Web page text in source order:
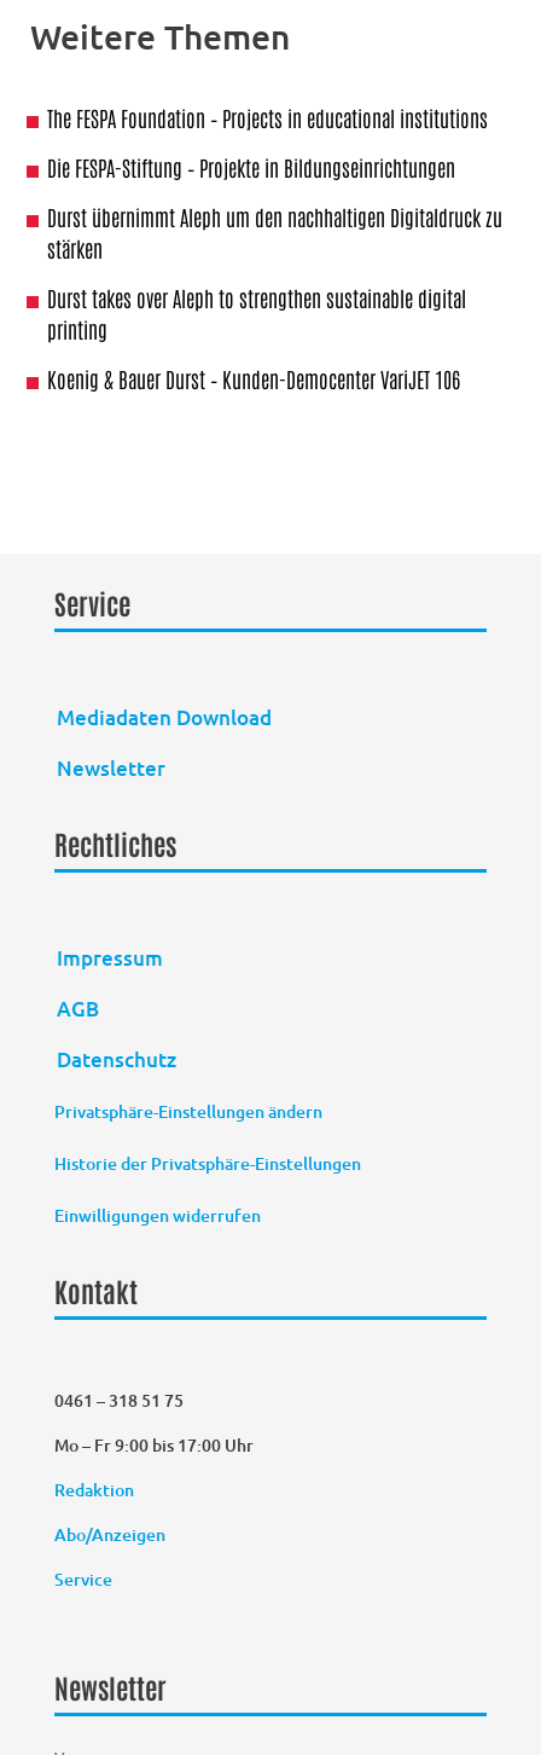
Weitere Themen
The FESPA Foundation – Projects in educational institutions
Die FESPA-Stiftung – Projekte in Bildungseinrichtungen
Durst übernimmt Aleph um den nachhaltigen Digitaldruck zu
stärken
Durst takes over Aleph to strengthen sustainable digital
printing
Koenig & Bauer Durst – Kunden-Democenter VariJET 106
Service
Mediadaten Download
Newsletter
Rechtliches
Impressum
AGB
Datenschutz
Privatsphäre-Einstellungen ändern
Historie der Privatsphäre-Einstellungen
Einwilligungen widerrufen
Kontakt
0461 – 318 51 75
Mo – Fr 9:00 bis 17:00 Uhr
Redaktion
Abo/Anzeigen
Service
Newsletter